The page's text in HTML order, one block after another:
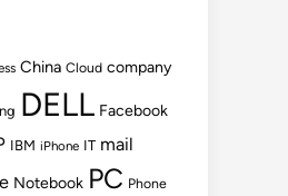
China Cloud company
DELL Facebook
IBM iPhone IT mail
Notebook PC Phone